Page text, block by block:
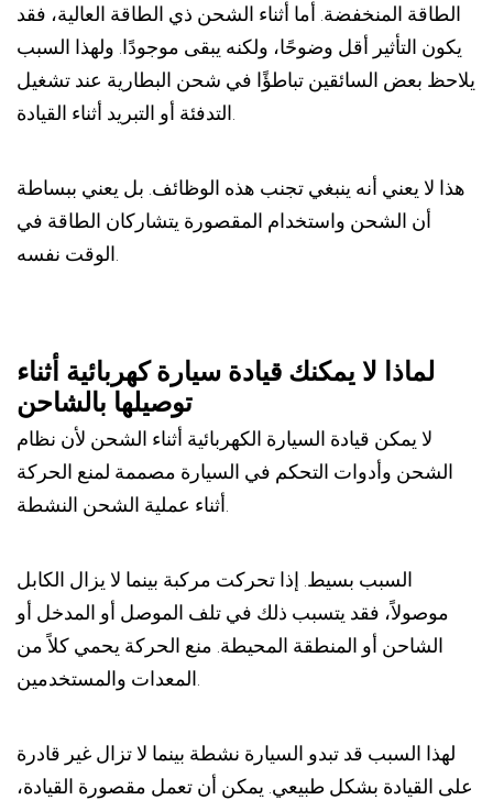
الطاقة المنخفضة. أما أثناء الشحن ذي الطاقة العالية، فقد
يكون التأثير أقل وضوحًا، ولكنه يبقى موجودًا. ولهذا السبب
يلاحظ بعض السائقين تباطؤًا في شحن البطارية عند تشغيل
هذا لا يعني أنه ينبغي تجنب هذه الوظائف. بل يعني ببساطة
أن الشحن واستخدام المقصورة يتشاركان الطاقة في
لماذا لا يمكنك قيادة سيارة كهربائية أثناء
توصيلها بالشاحن
لا يمكن قيادة السيارة الكهربائية أثناء الشحن لأن نظام
الشحن وأدوات التحكم في السيارة مصممة لمنع الحركة
أثناء عملية الشحن النشطة.
السبب بسيط. إذا تحركت مركبة بينما لا يزال الكابل
موصولاً، فقد يتسبب ذلك في تلف الموصل أو المدخل أو
الشاحن أو المنطقة المحيطة. منع الحركة يحمي كلاً من
المعدات والمستخدمين.
لهذا السبب قد تبدو السيارة نشطة بينما لا تزال غير قادرة
على القيادة بشكل طبيعي. يمكن أن تعمل مقصورة القيادة،